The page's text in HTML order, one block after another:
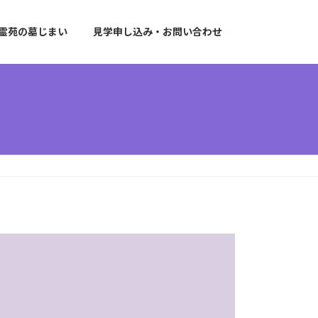
苑の墓じまい 見学申し込み・お問い合わせ